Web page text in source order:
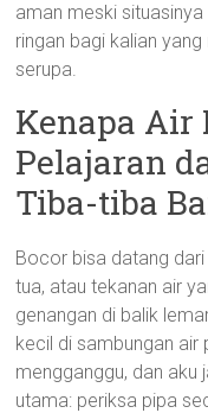
aman meski
ringan bagi kalian
serupa.
Kenapa Air
Pelajaran
Tiba-tiba
Bocor bisa datang
tua, atau tekanan air
genangan di balik
kecil di sambungan air
mengganggu, dan aku
utama: periksa pipa